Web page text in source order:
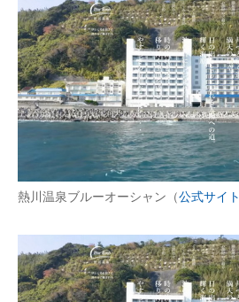
スマホと通信の最新トレンド
進化するPCとデバイスの未来
好きが集まる 比べて選べる
ビジネスと働き方のヒント
AI活用のいまが分かる
経営リーダーのコミュニティ
マーケ×ITの今がよく分かる
熱川温泉ブルーオーシャン（公式サイト